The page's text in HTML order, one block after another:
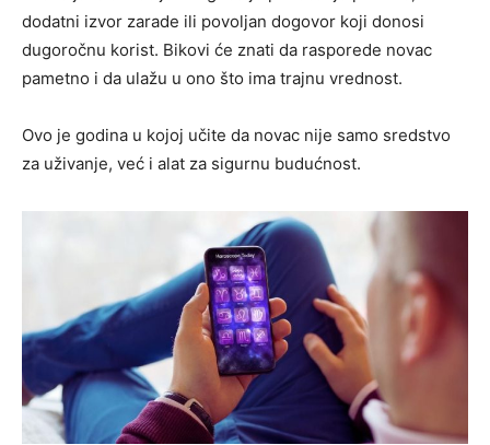
dodatni izvor zarade ili povoljan dogovor koji donosi
dugoročnu korist. Bikovi će znati da rasporede novac
pametno i da ulažu u ono što ima trajnu vrednost.
Ovo je godina u kojoj učite da novac nije samo sredstvo
za uživanje, već i alat za sigurnu budućnost.